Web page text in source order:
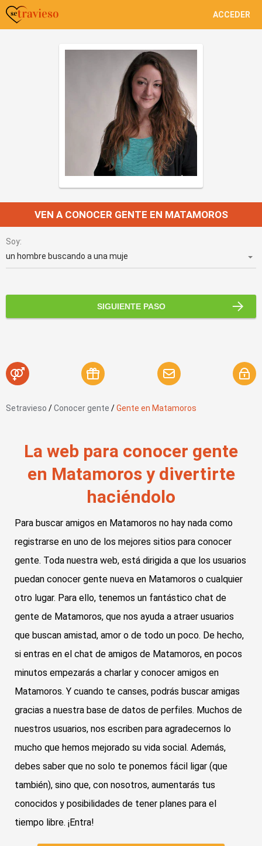
ACCEDER
VEN A CONOCER GENTE EN MATAMOROS
Soy:
SIGUIENTE PASO
Setravieso /Conocer gente /Gente en Matamoros
La web para conocer gente
en Matamoros y divertirte
haciéndolo
Para buscar amigos en Matamoros no hay nada como
registrarse en uno de los mejores sitios para conocer
gente. Toda nuestra web, está dirigida a que los usuarios
puedan conocer gente nueva en Matamoros o cualquier
otro lugar. Para ello, tenemos un fantástico chat de
gente de Matamoros, que nos ayuda a atraer usuarios
que buscan amistad, amor o de todo un poco. De hecho,
si entras en el chat de amigos de Matamoros, en pocos
minutos empezarás a charlar y conocer amigos en
Matamoros. Y cuando te canses, podrás buscar amigas
gracias a nuestra base de datos de perfiles. Muchos de
nuestros usuarios, nos escriben para agradecernos lo
mucho que hemos mejorado su vida social. Además,
debes saber que no solo te ponemos fácil ligar (que
también), sino que, con nosotros, aumentarás tus
conocidos y posibilidades de tener planes para el
tiempo libre. ¡Entra!